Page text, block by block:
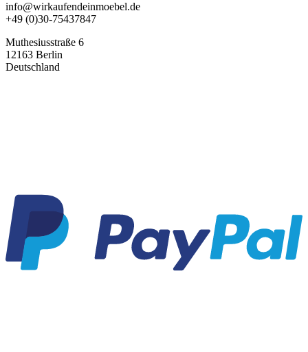
info@wirkaufendeinmoebel.de
+49 (0)30-75437847
Muthesiusstraße 6
12163 Berlin
Deutschland